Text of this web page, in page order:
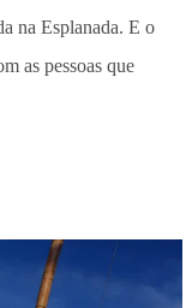
na Esplanada. E o
as pessoas que